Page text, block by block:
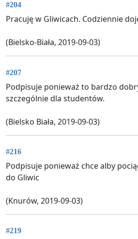
#204
Pracuję w Gliwicach. Codziennie
(Bielsko-Biała, 2019-09-03)
#207
Podpisuje ponieważ to bardzo
szczególnie dla studentów.
(Bielsko Biała, 2019-09-03)
#216
Podpisuje ponieważ chce alby
do Gliwic
(Knurów, 2019-09-03)
#219